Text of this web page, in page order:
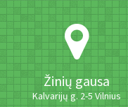
Žinių gausa
Kalvarijų g. 2-5 Vilnius